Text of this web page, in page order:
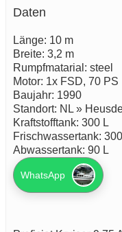
Daten
Länge: 10 m
Breite: 3,2 m
Rumpfmatarial: steel
Motor: 1x FSD, 70 PS
Baujahr: 1990
Standort: NL »
Kraftstofftank: 300 L
Frischwassertank:
Abwassertank: 90 L
WhatsApp